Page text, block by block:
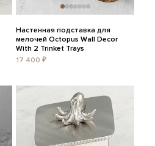
Настенная подставка для
мелочей Octopus Wall Decor
With 2 Trinket Trays
17 400 ₽